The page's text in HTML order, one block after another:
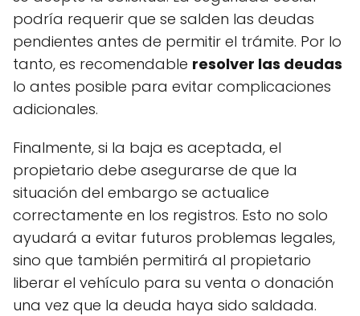
podría requerir que se salden las deudas
pendientes antes de permitir el trámite. Por lo
tanto, es recomendable resolver las deudas
lo antes posible para evitar complicaciones
adicionales.
Finalmente, si la baja es aceptada, el
propietario debe asegurarse de que la
situación del embargo se actualice
correctamente en los registros. Esto no solo
ayudará a evitar futuros problemas legales,
sino que también permitirá al propietario
liberar el vehículo para su venta o donación
una vez que la deuda haya sido saldada.